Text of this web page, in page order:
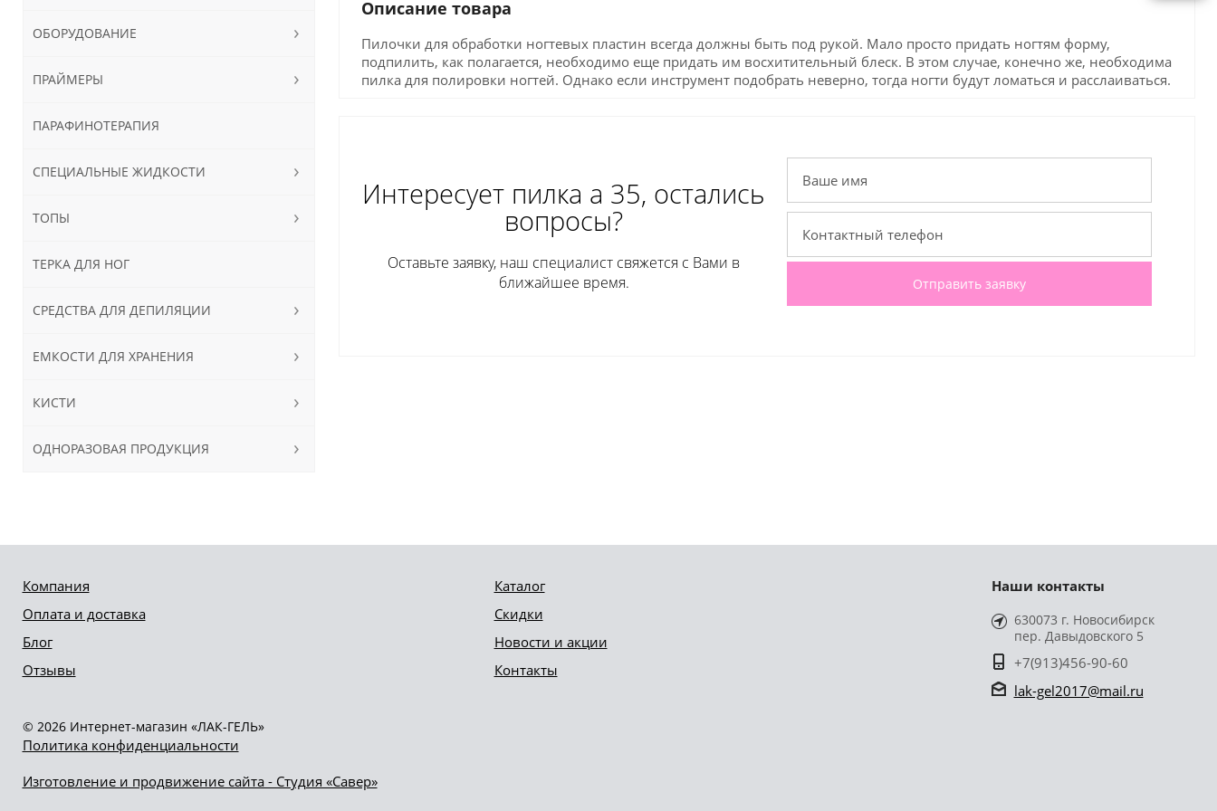
Описание товара
Пилочки для обработки ногтевых пластин всегда должны быть под рукой. Мало просто придать ногтям форму,
подпилить, как полагается, необходимо еще придать им восхитительный блеск. В этом случае, конечно же, необходима
пилка для полировки ногтей. Однако если инструмент подобрать неверно, тогда ногти будут ломаться и расслаиваться.
Интересует пилка а 35, остались
вопросы?
Оставьте заявку, наш специалист свяжется с Вами в
ближайшее время.
Отправить заявку
ОБОРУДОВАНИЕ
ПРАЙМЕРЫ
ПАРАФИНОТЕРАПИЯ
СПЕЦИАЛЬНЫЕ ЖИДКОСТИ
ТОПЫ
ТЕРКА ДЛЯ НОГ
СРЕДСТВА ДЛЯ ДЕПИЛЯЦИИ
ЕМКОСТИ ДЛЯ ХРАНЕНИЯ
КИСТИ
ОДНОРАЗОВАЯ ПРОДУКЦИЯ
Компания
Оплата и доставка
Блог
Отзывы
Каталог
Скидки
Новости и акции
Контакты
Наши контакты
630073 г. Новосибирск
пер. Давыдовского 5
+7(913)456-90-60
lak-gel2017@mail.ru
© 2026 Интернет-магазин «ЛАК-ГЕЛЬ»
Политика конфиденциальности
Изготовление и продвижение сайта - Студия «Савер»